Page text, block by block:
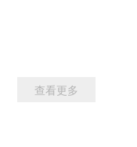
查看更多